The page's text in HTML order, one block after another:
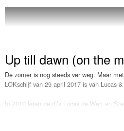
het nummer. “Ik ben overdonderd door al
omdat zijn eerste single LOKSCHIJF is
Up till dawn (on the
De zomer is nog steeds ver weg. Maar
LOKschijf van 29 april 2017 is van Lucas
In 2010 leren de dj’s Lucas de Wert en
te beklimmen met tracks als "Mind